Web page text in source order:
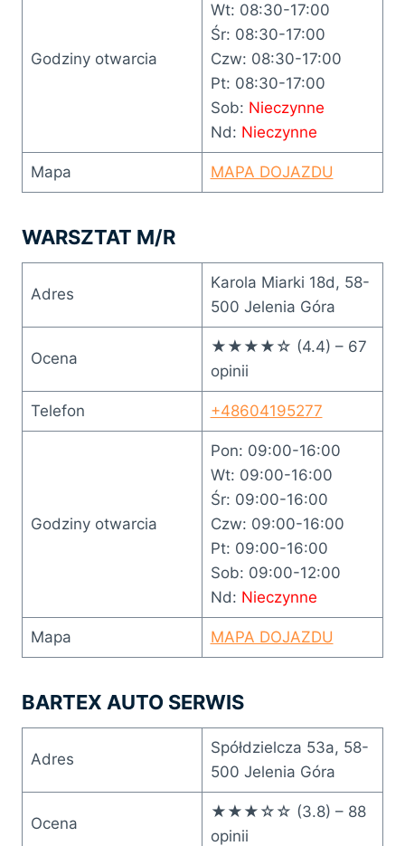
Godziny otwarcia
Wt: 08:30-17:00
Śr: 08:30-17:00
Czw: 08:30-17:00
Pt: 08:30-17:00
Sob: Nieczynne
Nd: Nieczynne
Mapa MAPA DOJAZDU
WARSZTAT M/R
Adres
Karola Miarki 18d, 58-
500 Jelenia Góra
Ocena
★★★★☆ (4.4) – 67
opinii
Telefon +48604195277
Godziny otwarcia
Pon: 09:00-16:00
Wt: 09:00-16:00
Śr: 09:00-16:00
Czw: 09:00-16:00
Pt: 09:00-16:00
Sob: 09:00-12:00
Nd: Nieczynne
Mapa MAPA DOJAZDU
BARTEX AUTO SERWIS
Adres
Spółdzielcza 53a, 58-
500 Jelenia Góra
Ocena
★★★☆☆ (3.8) – 88
opinii